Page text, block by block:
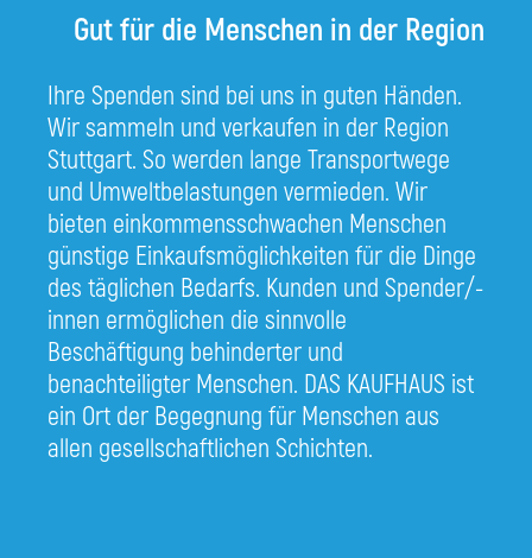
Gut für die Menschen in der Region
Ihre Spenden sind bei uns in guten Händen.
Wir sammeln und verkaufen in der Region
Stuttgart. So werden lange Transportwege
und Umweltbelastungen vermieden. Wir
bieten einkommensschwachen Menschen
günstige Einkaufsmöglichkeiten für die Dinge
des täglichen Bedarfs. Kunden und Spender/-
innen ermöglichen die sinnvolle
Beschäftigung behinderter und
benachteiligter Menschen. DAS KAUFHAUS ist
ein Ort der Begegnung für Menschen aus
allen gesellschaftlichen Schichten.